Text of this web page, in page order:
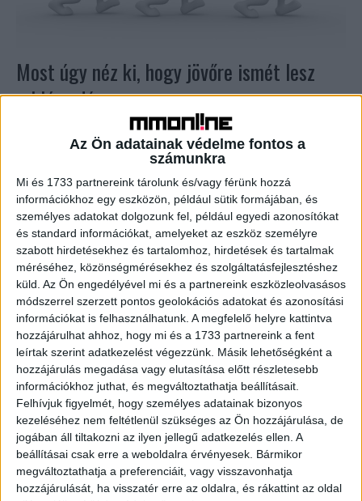
Az Ön adatainak védelme fontos a
számunkra
Mi és 1733 partnereink tárolunk és/vagy férünk hozzá
információkhoz egy eszközön, például sütik formájában, és
személyes adatokat dolgozunk fel, például egyedi azonosítókat
és standard információkat, amelyeket az eszköz személyre
szabott hirdetésekhez és tartalomhoz, hirdetések és tartalmak
méréséhez, közönségmérésekhez és szolgáltatásfejlesztéshez
küld. Az Ön engedélyével mi és a partnereink eszközleolvasásos
módszerrel szerzett pontos geolokációs adatokat és azonosítási
információkat is felhasználhatunk. A megfelelő helyre kattintva
hozzájárulhat ahhoz, hogy mi és a 1733 partnereink a fent
leírtak szerint adatkezelést végezzünk. Másik lehetőségként a
hozzájárulás megadása vagy elutasítása előtt részletesebb
információkhoz juthat, és megváltoztathatja beállításait.
Felhívjuk figyelmét, hogy személyes adatainak bizonyos
kezeléséhez nem feltétlenül szükséges az Ön hozzájárulása, de
jogában áll tiltakozni az ilyen jellegű adatkezelés ellen. A
beállításai csak erre a weboldalra érvényesek. Bármikor
megváltoztathatja a preferenciáit, vagy visszavonhatja
hozzájárulását, ha visszatér erre az oldalra, és rákattint az oldal
Most úgy néz ki, hogy jövőre ismét lesz
reklámadó
2025. november 25.
A november 19-én megjelent Magyar Közlönyben
szerepel a reklámadóról szóló törvény módosítása is, ami
alapján 2026. második félévétől ismét fizetni kell majd ezt
a...
Közös konferenciát szervez jövőre az MRSZ
és a MAKSZ
Marketing 2025. november 20.
Az 50 éves Magyar Reklámszövetség az RTL Ligetben
megrendezett jubileumi közgyűlésén két szakembernek,